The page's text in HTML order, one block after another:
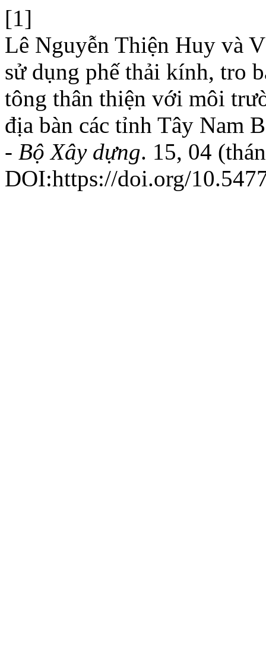
[1]
Lê Nguyễn Thiện Huy và
sử dụng phế thải kính, tro
tông thân thiện với môi
địa bàn các tỉnh Tây Nam
- Bộ Xây dựng. 15, 04
DOI:https://doi.org/